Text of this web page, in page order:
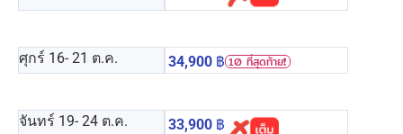
ศุกร์ 16- 21 ต.ค. 34,900 ฿ 10 ที่สุดท้าย❗️
จันทร์ 19- 24 ต.ค. 33,900 ฿